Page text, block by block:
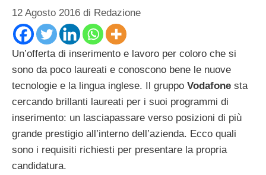
12 Agosto 2016 di Redazione
Un’offerta di inserimento e lavoro per coloro che si
sono da poco laureati e conoscono bene le nuove
tecnologie e la lingua inglese. Il gruppo Vodafone sta
cercando brillanti laureati per i suoi programmi di
inserimento: un lasciapassare verso posizioni di più
grande prestigio all’interno dell’azienda. Ecco quali
sono i requisiti richiesti per presentare la propria
candidatura.